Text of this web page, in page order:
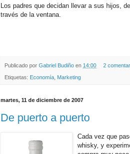
Los padres que decidan llevar a sus hijos,
través de la ventana.
Publicado por Gabriel Budiño en 14:00 2
Etiquetas: Economía Marketing
martes, 11 de diciembre de 2007
De puerto a puerto
Cada vez que
whisky, y